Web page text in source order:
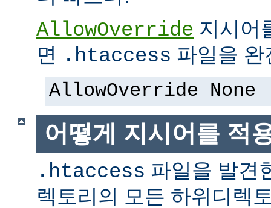
AllowOverride 지시어
면 .htaccess 파일을
AllowOverride None
어떻게 지시어를 적
.htaccess 파일을 발견
렉토리의 모든 하위디렉